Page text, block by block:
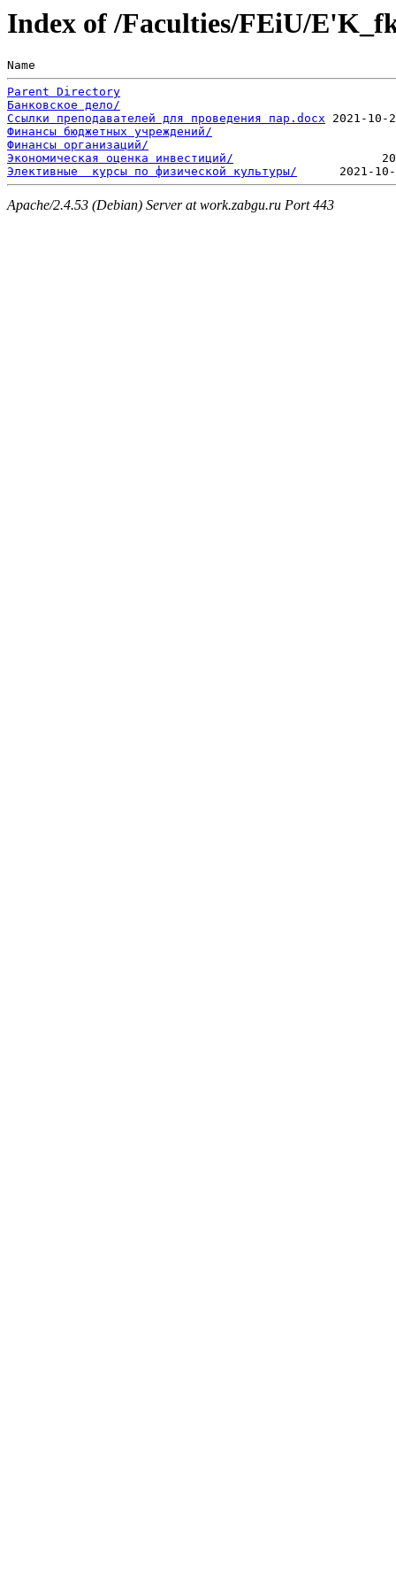
Index of /Faculties/FEiU/
Name
Parent Directory
Банковское дело/
Ссылки преподавателей для проведения пар.docx
Финансы бюджетных учреждений/
Финансы организаций/
Экономическая оценка инвестиций/
Элективные  курсы по физической культуры/
Apache/2.4.53 (Debian) Server at work.zabgu.ru Port 443